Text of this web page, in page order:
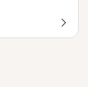
młodość i
Return.